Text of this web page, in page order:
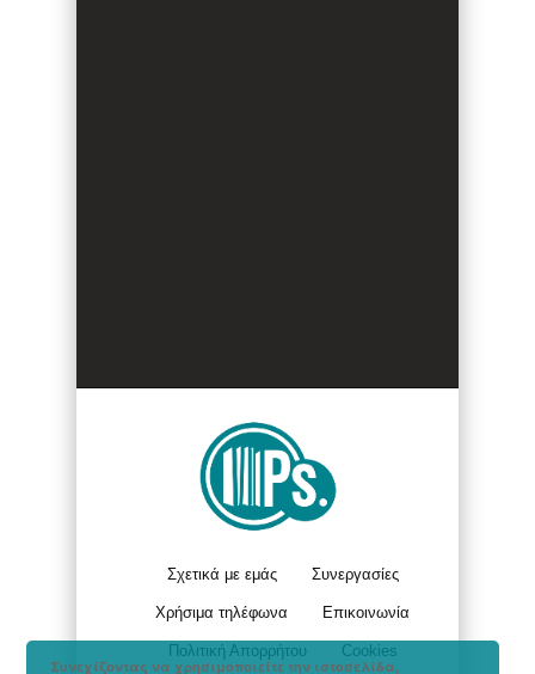
Σχετικά με εμάς Συνεργασίες
Χρήσιμα τηλέφωνα Επικοινωνία
Πολιτική Απορρήτου
Cookies
Συνεχίζοντας να χρησιμοποιείτε την ιστοσελίδα,